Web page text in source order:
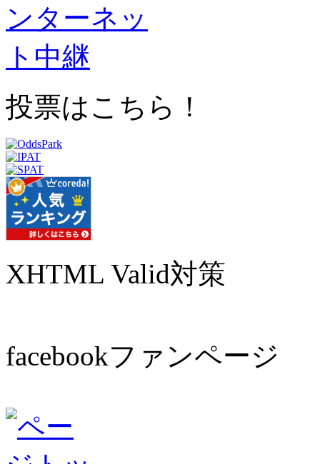
投票はこちら！
XHTML Valid対策
facebookファンページ